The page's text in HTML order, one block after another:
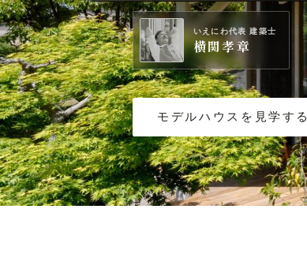
いえにわ代表 建築士
横関孝章
モデルハウスを見学する